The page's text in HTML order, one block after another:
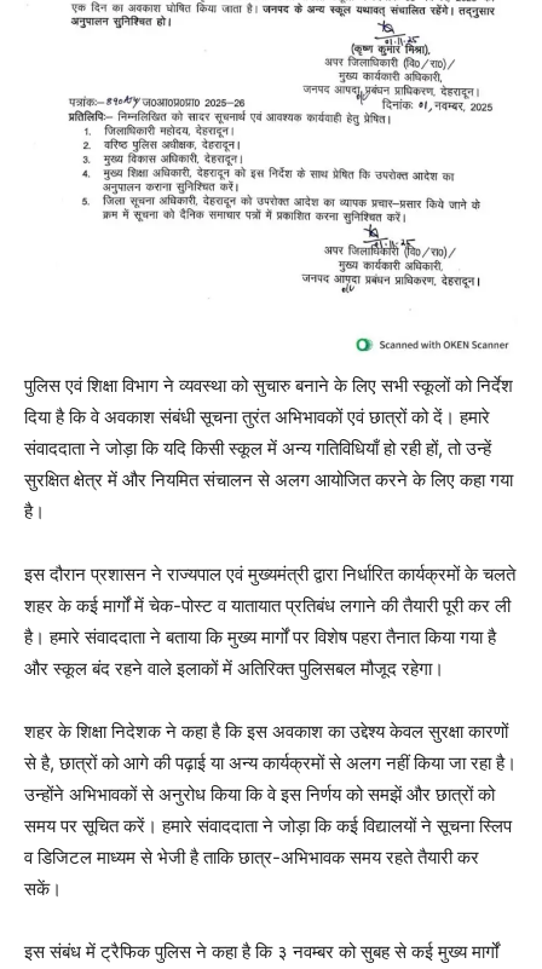
पुलिस एवं शिक्षा विभाग ने व्यवस्था को सुचारु बनाने के लिए सभी स्कूलों को निर्देश
दिया है कि वे अवकाश संबंधी सूचना तुरंत अभिभावकों एवं छात्रों को दें। हमारे
संवाददाता ने जोड़ा कि यदि किसी स्कूल में अन्य गतिविधियाँ हो रही हों, तो उन्हें
सुरक्षित क्षेत्र में और नियमित संचालन से अलग आयोजित करने के लिए कहा गया
है।
इस दौरान प्रशासन ने राज्यपाल एवं मुख्यमंत्री द्वारा निर्धारित कार्यक्रमों के चलते
शहर के कई मार्गों में चेक-पोस्ट व यातायात प्रतिबंध लगाने की तैयारी पूरी कर ली
है। हमारे संवाददाता ने बताया कि मुख्य मार्गों पर विशेष पहरा तैनात किया गया है
और स्कूल बंद रहने वाले इलाकों में अतिरिक्त पुलिसबल मौजूद रहेगा।
शहर के शिक्षा निदेशक ने कहा है कि इस अवकाश का उद्देश्य केवल सुरक्षा कारणों
से है, छात्रों को आगे की पढ़ाई या अन्य कार्यक्रमों से अलग नहीं किया जा रहा है।
उन्होंने अभिभावकों से अनुरोध किया कि वे इस निर्णय को समझें और छात्रों को
समय पर सूचित करें। हमारे संवाददाता ने जोड़ा कि कई विद्यालयों ने सूचना स्लिप
व डिजिटल माध्यम से भेजी है ताकि छात्र-अभिभावक समय रहते तैयारी कर
सकें।
इस संबंध में ट्रैफिक पुलिस ने कहा है कि ३ नवम्बर को सुबह से कई मुख्य मार्गों